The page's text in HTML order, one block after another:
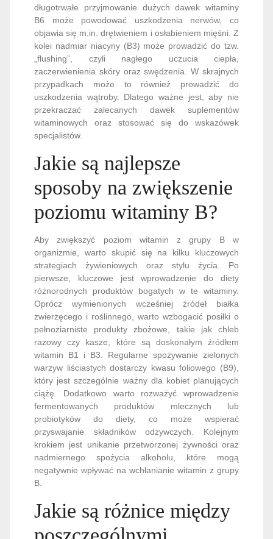
długotrwałe przyjmowanie dużych dawek witaminy
B6 może powodować uszkodzenia nerwów, co
objawia się m.in. drętwieniem i osłabieniem mięśni. Z
kolei nadmiar niacyny (B3) może prowadzić do tzw.
„flushing”, czyli nagłego uczucia ciepła,
zaczerwienienia skóry oraz swędzenia. W skrajnych
przypadkach może to również prowadzić do
uszkodzenia wątroby. Dlatego ważne jest, aby nie
przekraczać zalecanych dawek suplementów
witaminowych oraz stosować się do wskazówek
specjalistów.
Jakie są najlepsze
sposoby na zwiększenie
poziomu witaminy B?
Aby zwiększyć poziom witamin z grupy B w
organizmie, warto skupić się na kilku kluczowych
strategiach żywieniowych oraz stylu życia. Po
pierwsze, kluczowe jest wprowadzenie do diety
różnorodnych produktów bogatych w te witaminy.
Oprócz wymienionych wcześniej źródeł białka
zwierzęcego i roślinnego, warto wzbogacić posiłki o
pełnoziarniste produkty zbożowe, takie jak chleb
razowy czy kasze, które są doskonałym źródłem
witamin B1 i B3. Regularne spożywanie zielonych
warzyw liściastych dostarczy kwasu foliowego (B9),
który jest szczególnie ważny dla kobiet planujących
ciążę. Dodatkowo warto rozważyć wprowadzenie
fermentowanych produktów mlecznych lub
probiotyków do diety, co może wspierać
przyswajanie składników odżywczych. Kolejnym
krokiem jest unikanie przetworzonej żywności oraz
nadmiernego spożycia alkoholu, które mogą
negatywnie wpływać na wchłanianie witamin z grupy
B.
Jakie są różnice między